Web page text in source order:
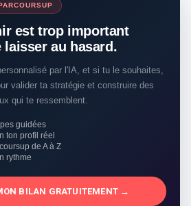
est trop important
laisser au hasard.
par l'IA, et si tu le souhaites,
valider ta stratégie et construire des
qui te ressemblent.
guidées
ton profil réel
de A à Z
rythme
BILAN GRATUITEMENT →